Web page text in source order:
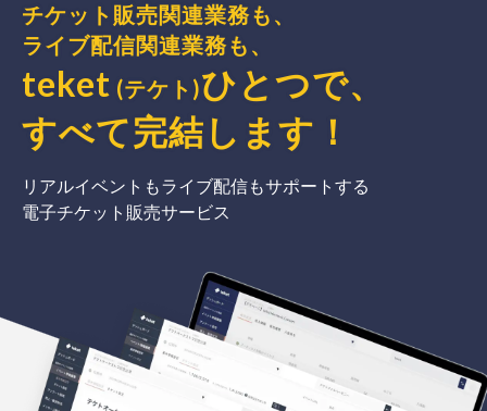
チケット販売関連業務も、
ライブ配信関連業務も、
teket (テケト)ひとつで、
すべて完結 します ！
リアルイベントもライブ配信もサポートする
電子チケット販売サービス